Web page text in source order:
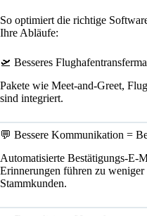
So optimiert die richtige
Ihre Abläufe:
🛫 Besseres
Pakete wie Meet-and-Greet,
sind integriert.
💬 Bessere Kommunikation =
Automatisierte Bestätigungs-E-
Erinnerungen führen zu
Stammkunden.